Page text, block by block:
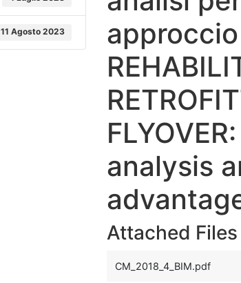
11 Agosto 2023
analysis
Attached Files
CM_2018_4_BIM.pdf